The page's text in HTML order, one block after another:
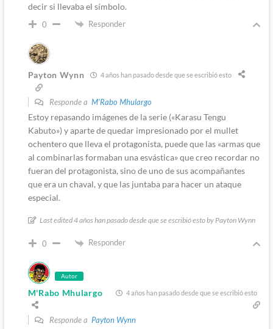
decir si llevaba el símbolo.
0 Responder
Payton Wynn 4 años han pasado desde que se escribió esto
Responde a M'Rabo Mhulargo
Estoy repasando imágenes de la serie («Karasu Tengu
Kabuto») y aparte de quedar impresionado por el mullet
ochentero que lleva el protagonista, puede que las «armas que
al combinarlas formaban una esvástica» que creo recordar no
fueran del protagonista, sino de uno de sus acompañantes
que era un chaval, y que las juntaba para hacer un ataque
especial.
Last edited 4 años han pasado desde que se escribió esto by Payton Wynn
0 Responder
Autor
M'Rabo Mhulargo 4 años han pasado desde que se escribió esto
Responde a Payton Wynn